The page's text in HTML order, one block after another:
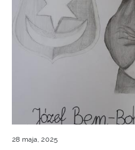
28 maja, 2025